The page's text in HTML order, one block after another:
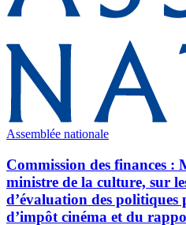
Assemblée nationale
Commission des finances :
ministre de la culture, sur
d’évaluation des
d’impôt cinéma et du